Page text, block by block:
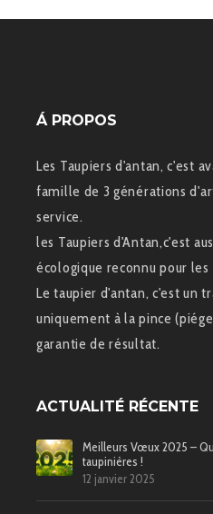
Á PROPOS
Les Taupiers d'antan, c'est
famille de 3 générations
service.
les Taupiers d'Antan,c'est
écologique reconnu pour les
Le taupier d'antan, c'est un
uniquement à la pince
garantie de résultat.
ACTUALITÉ RÉCENTE
Meilleurs Vœux 2025 –
taupinières !
12 janvier 2025